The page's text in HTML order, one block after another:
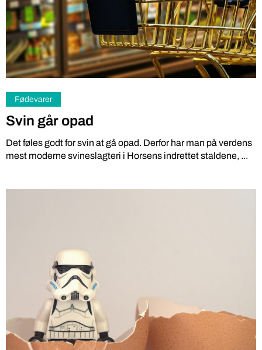
Fødevarer
Svin går opad
Det føles godt for svin at gå opad. Derfor har man på verdens
mest moderne svineslagteri i Horsens indrettet staldene, ...